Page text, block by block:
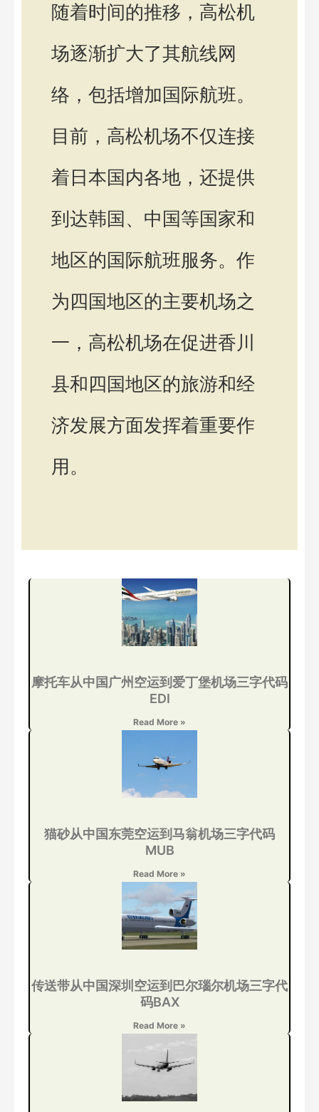
随着时间的推移，高松机
场逐渐扩大了其航线网
络，包括增加国际航班。
目前，高松机场不仅连接
着日本国内各地，还提供
到达韩国、中国等国家和
地区的国际航班服务。作
为四国地区的主要机场之
一，高松机场在促进香川
县和四国地区的旅游和经
济发展方面发挥着重要作
用。
摩托车从中国广州空运到爱丁堡机场三字代码
EDI
Read More »
猫砂从中国东莞空运到马翁机场三字代码
MUB
Read More »
传送带从中国深圳空运到巴尔瑙尔机场三字代
码BAX
Read More »